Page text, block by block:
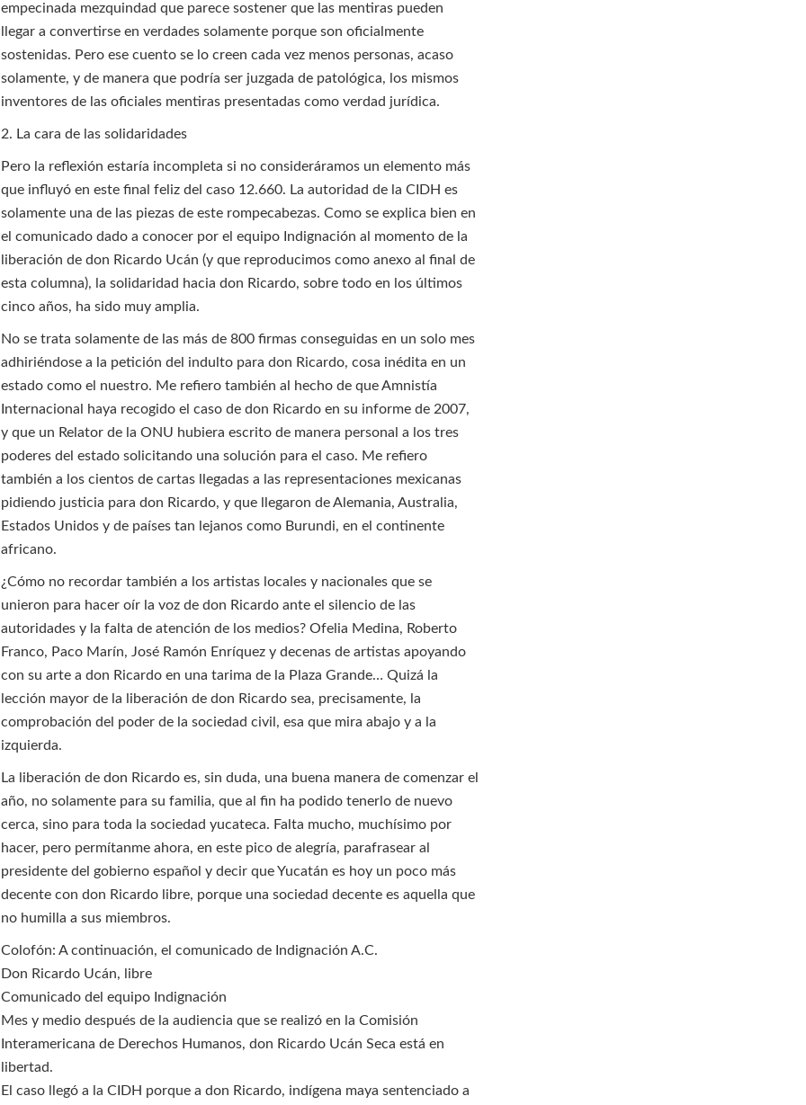
empecinada mezquindad que parece sostener que las mentiras pueden
llegar a convertirse en verdades solamente porque son oficialmente
sostenidas. Pero ese cuento se lo creen cada vez menos personas, acaso
solamente, y de manera que podría ser juzgada de patológica, los mismos
inventores de las oficiales mentiras presentadas como verdad jurídica.
2. La cara de las solidaridades
Pero la reflexión estaría incompleta si no consideráramos un elemento más
que influyó en este final feliz del caso 12.660. La autoridad de la CIDH es
solamente una de las piezas de este rompecabezas. Como se explica bien en
el comunicado dado a conocer por el equipo Indignación al momento de la
liberación de don Ricardo Ucán (y que reproducimos como anexo al final de
esta columna), la solidaridad hacia don Ricardo, sobre todo en los últimos
cinco años, ha sido muy amplia.
No se trata solamente de las más de 800 firmas conseguidas en un solo mes
adhiriéndose a la petición del indulto para don Ricardo, cosa inédita en un
estado como el nuestro. Me refiero también al hecho de que Amnistía
Internacional haya recogido el caso de don Ricardo en su informe de 2007,
y que un Relator de la ONU hubiera escrito de manera personal a los tres
poderes del estado solicitando una solución para el caso. Me refiero
también a los cientos de cartas llegadas a las representaciones mexicanas
pidiendo justicia para don Ricardo, y que llegaron de Alemania, Australia,
Estados Unidos y de países tan lejanos como Burundi, en el continente
africano.
¿Cómo no recordar también a los artistas locales y nacionales que se
unieron para hacer oír la voz de don Ricardo ante el silencio de las
autoridades y la falta de atención de los medios? Ofelia Medina, Roberto
Franco, Paco Marín, José Ramón Enríquez y decenas de artistas apoyando
con su arte a don Ricardo en una tarima de la Plaza Grande… Quizá la
lección mayor de la liberación de don Ricardo sea, precisamente, la
comprobación del poder de la sociedad civil, esa que mira abajo y a la
izquierda.
La liberación de don Ricardo es, sin duda, una buena manera de comenzar el
año, no solamente para su familia, que al fin ha podido tenerlo de nuevo
cerca, sino para toda la sociedad yucateca. Falta mucho, muchísimo por
hacer, pero permítanme ahora, en este pico de alegría, parafrasear al
presidente del gobierno español y decir que Yucatán es hoy un poco más
decente con don Ricardo libre, porque una sociedad decente es aquella que
no humilla a sus miembros.
Colofón: A continuación, el comunicado de Indignación A.C.
Don Ricardo Ucán, libre
Comunicado del equipo Indignación
Mes y medio después de la audiencia que se realizó en la Comisión
Interamericana de Derechos Humanos, don Ricardo Ucán Seca está en
libertad.
El caso llegó a la CIDH porque a don Ricardo, indígena maya sentenciado a